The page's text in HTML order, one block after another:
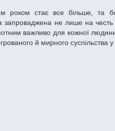
не лише на честь
важливо для кожної людини
й мирного суспільства у